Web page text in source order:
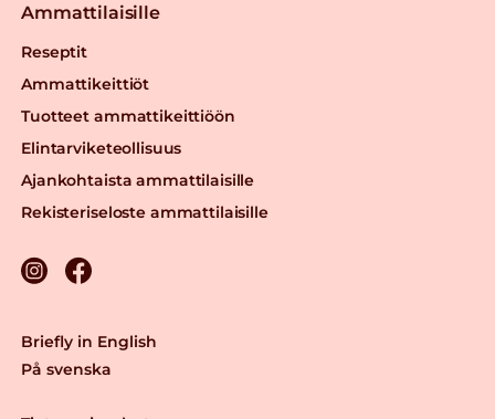
Ammattilaisille
Reseptit
Ammattikeittiöt
Tuotteet ammattikeittiöön
Elintarviketeollisuus
Ajankohtaista ammattilaisille
Rekisteriseloste ammattilaisille
Briefly in English
På svenska